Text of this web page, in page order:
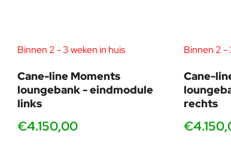
Binnen 2 - 3 weken in huis
Cane-line Moments
loungebank - eindmodule
links
€4.150,00
Binnen 2 -
Cane-
rechts